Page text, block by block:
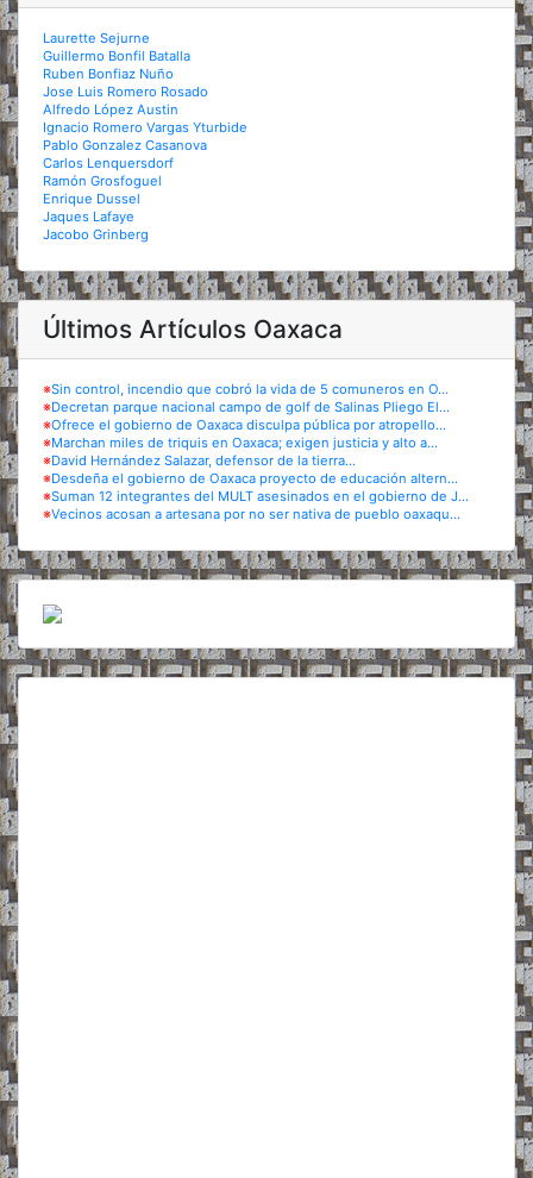
Laurette Sejurne
Guillermo Bonfil Batalla
Ruben Bonfiaz Nuño
Jose Luis Romero Rosado
Alfredo López Austin
Ignacio Romero Vargas Yturbide
Pablo Gonzalez Casanova
Carlos Lenquersdorf
Ramón Grosfoguel
Enrique Dussel
Jaques Lafaye
Jacobo Grinberg
Últimos Artículos Oaxaca
※Sin control, incendio que cobró la vida de 5 comuneros en O...
※Decretan parque nacional campo de golf de Salinas Pliego El...
※Ofrece el gobierno de Oaxaca disculpa pública por atropello...
※Marchan miles de triquis en Oaxaca; exigen justicia y alto a...
※David Hernández Salazar, defensor de la tierra...
※Desdeña el gobierno de Oaxaca proyecto de educación altern...
※Suman 12 integrantes del MULT asesinados en el gobierno de J...
※Vecinos acosan a artesana por no ser nativa de pueblo oaxaqu...